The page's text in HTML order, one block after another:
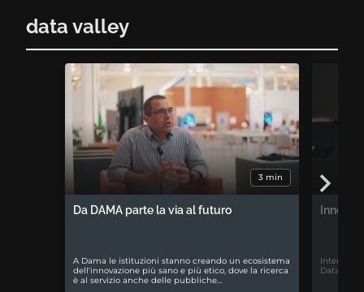
data valley
3 min
Da DAMA parte la via al futuro
A Dama le istituzioni stanno creando un ecosistema
dell'innovazione più sano e più etico, dove la ricerca
è al servizio anche delle pubbliche…
Intervista
Data